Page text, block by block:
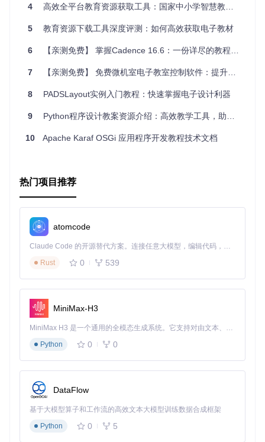
应用案例和最佳实践
应用案例
GearmaNode 可以用于各种需要任务分发的场景，例如：
图像处理：将图像处理任务分发到多个节点进行并行处理。
Web 爬虫：将爬虫任务分发到多个节点进行并行抓取。
任务分割：将大任务分割成多个小任务，提高并行处理效
错误处理：在任务处理函数中添加错误处理逻辑，确保任务
典型生态项目
GearmaNode 可以与其他 Node.js 项目结合使用，构建更复
杂的应用系统。以下是一些典型的生态项目：
分发到 Gearman 节点处理。
MongoDB：结合 MongoDB 存储任务数据和结果数据，实
现数据持久化。
Redis
可靠性。
通过这些生态项目的结合，可以构建出高效、可扩展的分布式
应用系统。
4 高效全平台教育资源获取工具：国家中小学智慧教育平台教材下载助手
5 教育资源下载工具深度评测：如何高效获取电子教材
6 【亲测免费】 掌握Cadence 16.6：一份详尽的教程资源推荐
7 【亲测免费】 免费微机室电子教室控制软件：提升教学效率的利器
8 PADSLayout实例入门教程：快速掌握电子设计利器
9 Python程序设计教案资源介绍：高效教学工具，助力Python课程
10 Apache Karaf OSGi 应用程序开发教程技术文档
热门项目推荐
atomcode
Claude Code 的开源替代方案。连接任意大模型，编辑代码，运行命令，自动验证 — 全自动执行。用 Rust 构建，极致性能。 ｜ An open-source alternative to Claude Code. Connect any LLM, edit code, run commands, and verify changes — autonomously. Built in Rust for speed. Get Started
Rust
0 539
MiniMax-H3
MiniMax H3 是一个通用的全模态生成系统。它支持对由文本、图像、视频和音频组成的多模态上下文进行统一理解，并能生成分辨率高达 2K、时长可达 15 秒的带原生立体声音频的视频。得益于面向任务泛化的系统设计，H3 在预训练阶段就已具备广泛的多模态上下文理解与生成能力，能够出色地执行复杂的多模态指令。
Python
0 0
DataFlow
基于大模型算子和工作流的高效文本大模型训练数据合成框架
Python
0 5